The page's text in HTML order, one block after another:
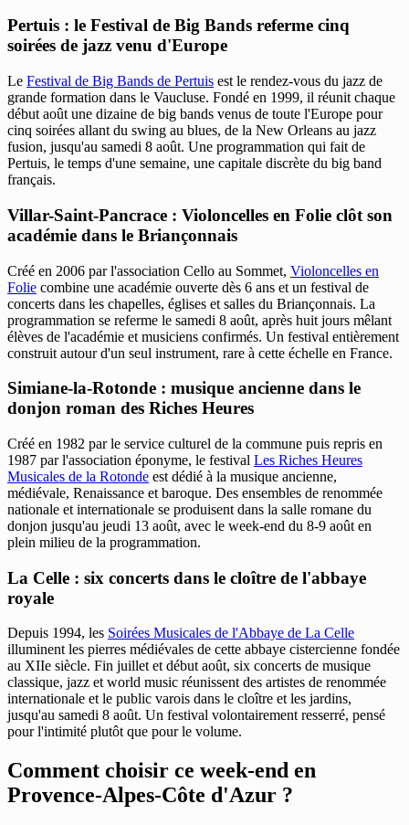
Pertuis : le Festival de Big Bands referme cinq
soirées de jazz venu d'Europe
Le Festival de Big Bands de Pertuis est le rendez-vous du jazz de
grande formation dans le Vaucluse. Fondé en 1999, il réunit chaque
début août une dizaine de big bands venus de toute l'Europe pour
cinq soirées allant du swing au blues, de la New Orleans au jazz
fusion, jusqu'au samedi 8 août. Une programmation qui fait de
Pertuis, le temps d'une semaine, une capitale discrète du big band
français.
Villar-Saint-Pancrace : Violoncelles en Folie clôt son
académie dans le Briançonnais
Créé en 2006 par l'association Cello au Sommet, Violoncelles en
Folie combine une académie ouverte dès 6 ans et un festival de
concerts dans les chapelles, églises et salles du Briançonnais. La
programmation se referme le samedi 8 août, après huit jours mêlant
élèves de l'académie et musiciens confirmés. Un festival entièrement
construit autour d'un seul instrument, rare à cette échelle en France.
Simiane-la-Rotonde : musique ancienne dans le
donjon roman des Riches Heures
Créé en 1982 par le service culturel de la commune puis repris en
1987 par l'association éponyme, le festival Les Riches Heures
Musicales de la Rotonde est dédié à la musique ancienne,
médiévale, Renaissance et baroque. Des ensembles de renommée
nationale et internationale se produisent dans la salle romane du
donjon jusqu'au jeudi 13 août, avec le week-end du 8-9 août en
plein milieu de la programmation.
La Celle : six concerts dans le cloître de l'abbaye
royale
Depuis 1994, les Soirées Musicales de l'Abbaye de La Celle
illuminent les pierres médiévales de cette abbaye cistercienne fondée
au XIIe siècle. Fin juillet et début août, six concerts de musique
classique, jazz et world music réunissent des artistes de renommée
internationale et le public varois dans le cloître et les jardins,
jusqu'au samedi 8 août. Un festival volontairement resserré, pensé
pour l'intimité plutôt que pour le volume.
Comment choisir ce week-end en
Provence-Alpes-Côte d'Azur ?